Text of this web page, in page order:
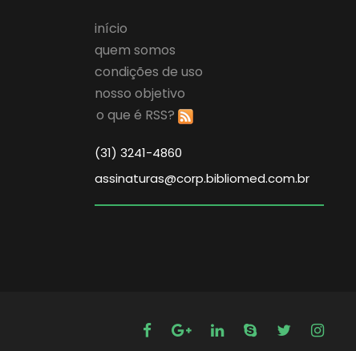
início
quem somos
condições de uso
nosso objetivo
o que é RSS?
(31) 3241-4860
assinaturas@corp.bibliomed.com.br